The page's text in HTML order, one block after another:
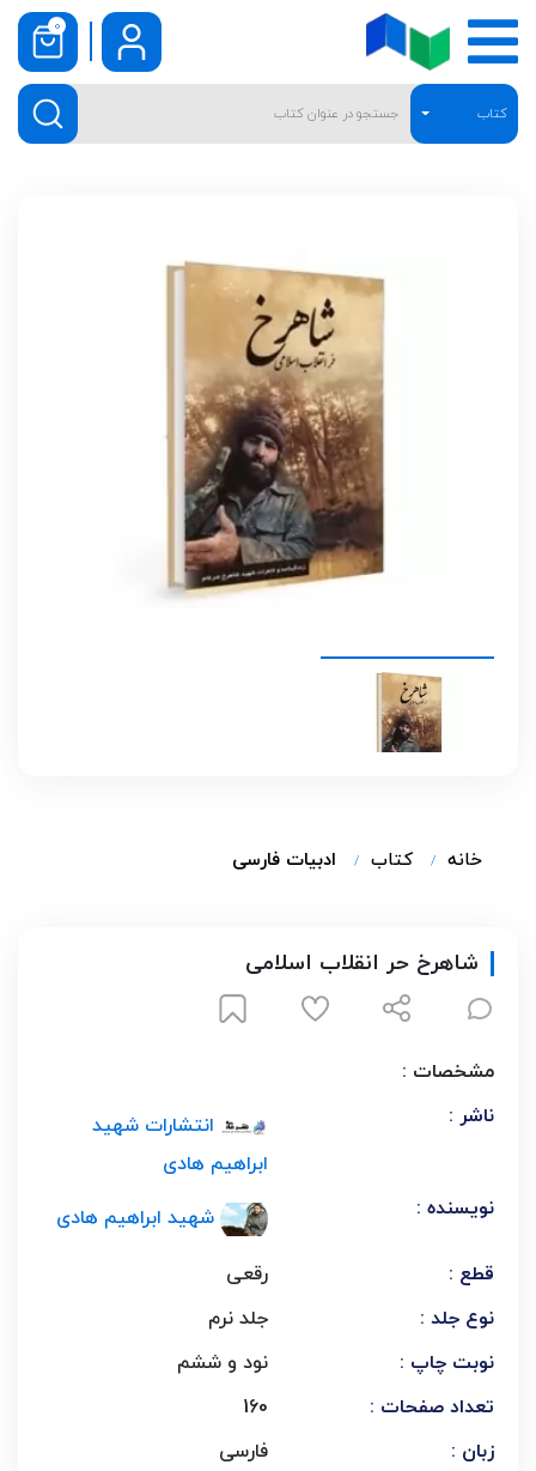
کتاب
0
خانه کتاب ادبیات فارسی
شاهرخ حر انقلاب اسلامی
مشخصات :
ناشر :
انتشارات شهید
ابراهیم هادی
نویسنده :
شهید ابراهیم هادی
قطع :
رقعی
نوع جلد :
جلد نرم
نوبت چاپ :
نود و ششم
تعداد صفحات :
160
زبان :
فارسی